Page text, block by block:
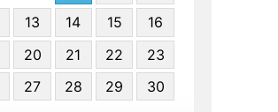
13 14 15
16
20 21 22
23
27 28 29 30